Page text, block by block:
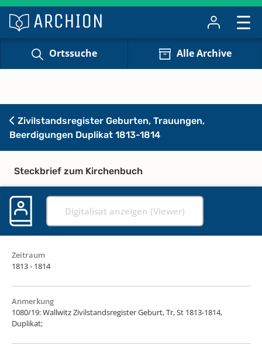
Ortssuche Alle Archive
Zivilstandsregister Geburten, Trauungen,
Beerdigungen Duplikat 1813-1814
Steckbrief zum Kirchenbuch
Digitalisat anzeigen (Viewer)
Zeitraum
1813 - 1814
Anmerkung
1080/19: Wallwitz Zivilstandsregister Geburt, Tr, St 1813-1814,
Duplikat;